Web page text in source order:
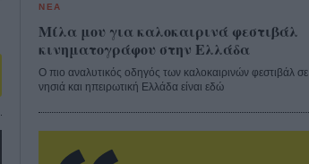
ΝΕΑ
Μίλα μου για καλοκαιρινά φεστιβάλ
κινηματογράφου στην Ελλάδα
Ο πιο αναλυτικός οδηγός των καλοκαιρινών φεστιβάλ σε
νησιά και ηπειρωτική Ελλάδα είναι εδώ